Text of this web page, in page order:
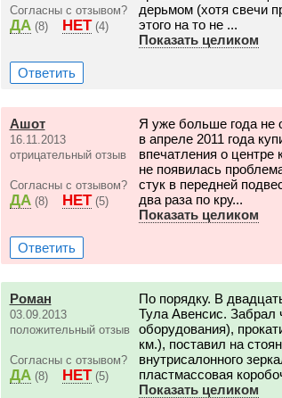
Согласны с отзывом?
ДА (8) НЕТ (4)
дерьмом (хотя свечи
этого на то не ...
Показать целиком
Ответить
Ашот
16.11.2013
отрицательный отзыв
Согласны с отзывом?
ДА (8) НЕТ (5)
Я уже больше года не
в апреле 2011 года
впечатления о центре
не появилась
стук в передней
два раза по кру...
Показать целиком
Ответить
Роман
03.09.2013
положительный отзыв
Согласны с отзывом?
ДА (8) НЕТ (5)
По порядку. В
Тула Авенсис. Забрал
оборудования),
км.), поставил на
внутрисалонного
пластмассовая
Показать целиком